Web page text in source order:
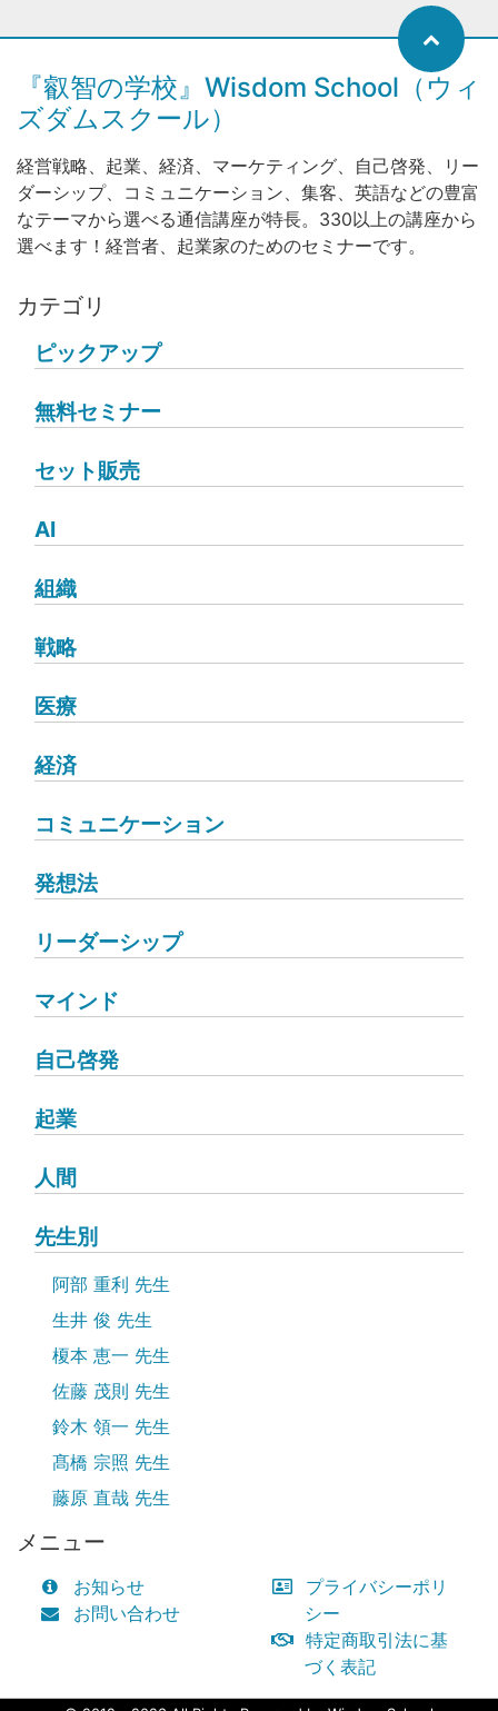
『叡智の学校』Wisdom School（ウィ
ズダムスクール）
経営戦略、起業、経済、マーケティング、自己啓発、リー
ダーシップ、コミュニケーション、集客、英語などの豊富
なテーマから選べる通信講座が特長。330以上の講座から
選べます！経営者、起業家のためのセミナーです。
カテゴリ
ピックアップ
無料セミナー
セット販売
AI
組織
戦略
医療
経済
コミュニケーション
発想法
リーダーシップ
マインド
自己啓発
起業
人間
先生別
阿部 重利 先生
生井 俊 先生
榎本 恵一 先生
佐藤 茂則 先生
鈴木 領一 先生
髙橋 宗照 先生
藤原 直哉 先生
メニュー
お知らせ
お問い合わせ
プライバシーポリ
シー
特定商取引法に基
づく表記